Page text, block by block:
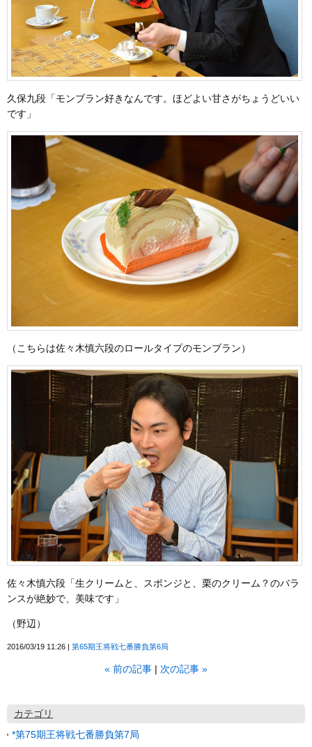
久保九段「モンブラン好きなんです。ほどよい甘さがちょうどいい
です」
（こちらは佐々木慎六段のロールタイプのモンブラン）
佐々木慎六段「生クリームと、スポンジと、栗のクリーム？のバラ
ンスが絶妙で、美味です」
（野辺）
2016/03/19 11:26 第65期王将戦七番勝負第6局
« 前の記事 次の記事 »
カテゴリ
*第75期王将戦七番勝負第7局